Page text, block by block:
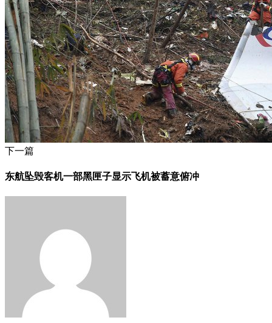
下一篇
东航坠毁客机一部黑匣子显示飞机被蓄意俯冲